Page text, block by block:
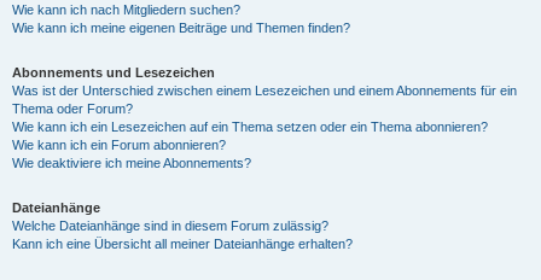
Wie kann ich nach Mitgliedern suchen?
Wie kann ich meine eigenen Beiträge und Themen finden?
Abonnements und Lesezeichen
Was ist der Unterschied zwischen einem Lesezeichen und einem Abonnements für ein
Thema oder Forum?
Wie kann ich ein Lesezeichen auf ein Thema setzen oder ein Thema abonnieren?
Wie kann ich ein Forum abonnieren?
Wie deaktiviere ich meine Abonnements?
Dateianhänge
Welche Dateianhänge sind in diesem Forum zulässig?
Kann ich eine Übersicht all meiner Dateianhänge erhalten?